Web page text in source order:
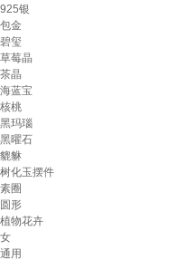
925银
包金
碧玺
草莓晶
茶晶
海蓝宝
核桃
黑玛瑙
黑曜石
貔貅
树化玉摆件
素圈
圆形
植物花卉
女
通用